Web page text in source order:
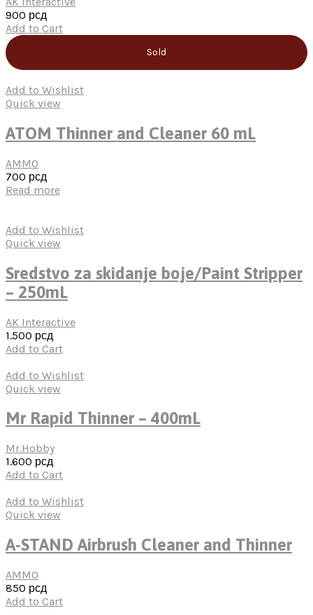
900 рсд
Add to Cart
Sold
Add to Wishlist
Quick view
ATOM Thinner and Cleaner 60 mL
AMMO
700 рсд
Read more
Add to Wishlist
Quick view
Sredstvo za skidanje boje/Paint Stripper
– 250mL
AK Interactive
1.500 рсд
Add to Cart
Add to Wishlist
Quick view
Mr Rapid Thinner – 400mL
Mr.Hobby
1.600 рсд
Add to Cart
Add to Wishlist
Quick view
A-STAND Airbrush Cleaner and Thinner
AMMO
850 рсд
Add to Cart